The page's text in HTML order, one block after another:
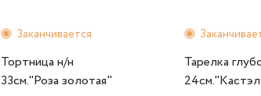
Заканчивается
Тортница н/н
33см."Роза золотая"
Тарелка